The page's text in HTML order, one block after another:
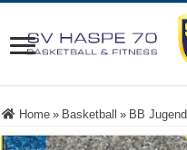
Home » Basketball » BB Jugend